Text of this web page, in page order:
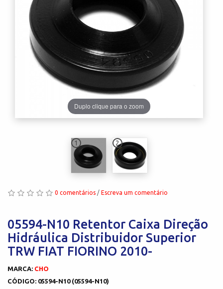
1 2
Duplo clique para o zoom
0 comentários / Escreva um comentário
05594-N10 Retentor Caixa Direção
Hidráulica Distribuidor Superior
TRW FIAT FIORINO 2010-
MARCA: CHO
CÓDIGO: 05594-N10 (05594-N10)